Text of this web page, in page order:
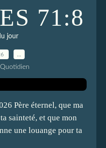
71:8
jour
Quotidien
Père éternel, que ma
sainteté, et que mon
une louange pour ta